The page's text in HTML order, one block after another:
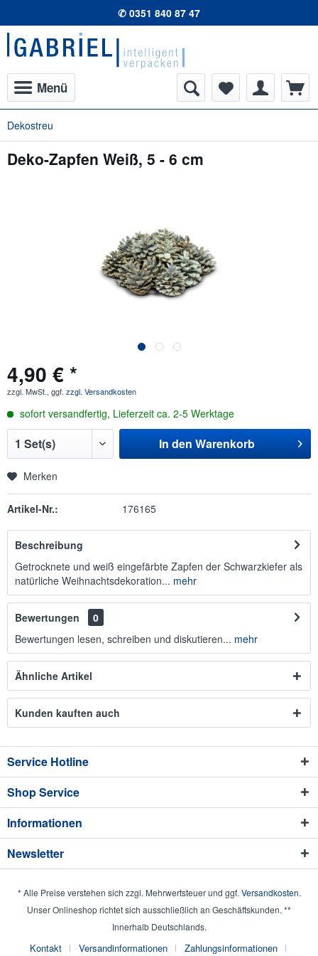
✆ 0351 840 87 47
Menü
Dekostreu
Deko-Zapfen Weiß, 5 - 6 cm
4,90 € *
zzgl. MwSt., ggf. zzgl. Versandkosten
sofort versandfertig, Lieferzeit ca. 2-5 Werktage
In den Warenkorb
Merken
Artikel-Nr.: 176165
Beschreibung
Getrocknete und weiß eingefärbte Zapfen der Schwarzkiefer als
natürliche Weihnachtsdekoration... mehr
Bewertungen
0
Bewertungen lesen, schreiben und diskutieren... mehr
Ähnliche Artikel
Kunden kauften auch
Service Hotline
Shop Service
Informationen
Newsletter
* Alle Preise verstehen sich zzgl. Mehrwertsteuer und ggf. Versandkosten.
Unser Onlineshop richtet sich ausschließlich an Geschäftskunden. **
Innerhalb Deutschlands.
Kontakt Versandinformationen Zahlungsinformationen